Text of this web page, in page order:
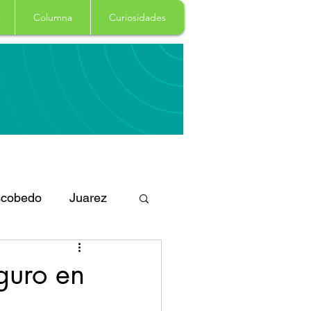
Columna Curiosidades
Juarez
Arte
en